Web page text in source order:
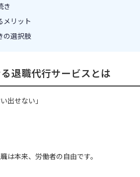
き
メリット
の選択肢
退職代行サービスとは
出せない」
は本来、労働者の自由です。